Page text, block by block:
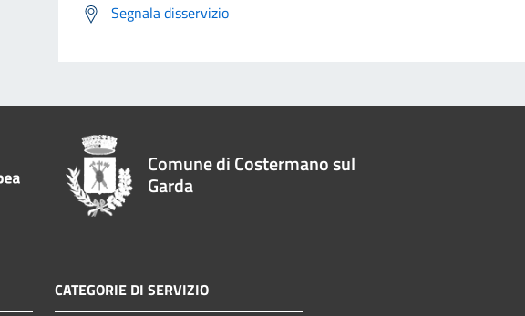
Segnala disservizio
Comune di Costermano sul
Garda
CATEGORIE DI SERVIZIO